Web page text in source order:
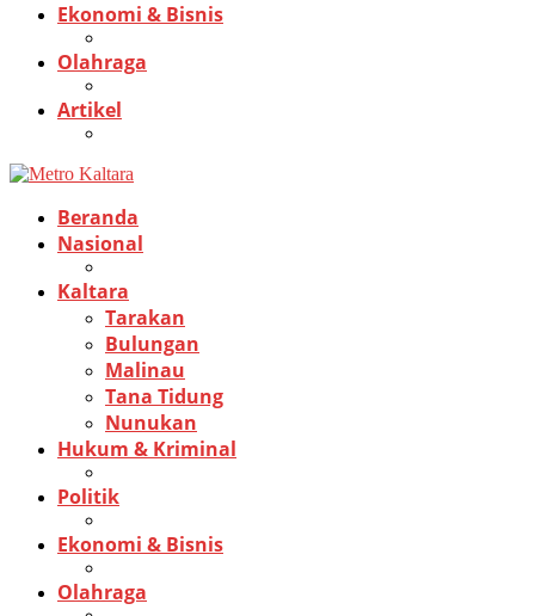
Ekonomi & Bisnis
Olahraga
Artikel
Beranda
Nasional
Kaltara
Tarakan
Bulungan
Malinau
Tana Tidung
Nunukan
Hukum & Kriminal
Politik
Ekonomi & Bisnis
Olahraga